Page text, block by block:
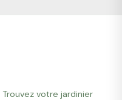
votre jardinier